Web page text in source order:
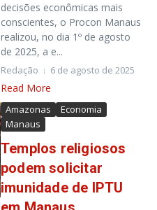
decisões econômicas mais
conscientes, o Procon Manaus
realizou, no dia 1º de agosto
de 2025, a e...
Redação 6 de agosto de 2025
Read More
Amazonas
Economia
Manaus
Templos religiosos
podem solicitar
imunidade de IPTU